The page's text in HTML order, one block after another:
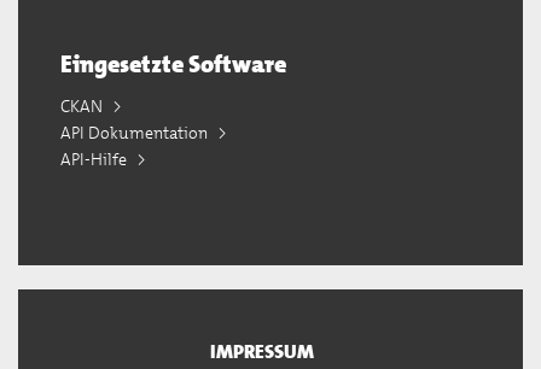
Eingesetzte Software
CKAN
API Dokumentation
API-Hilfe
IMPRESSUM